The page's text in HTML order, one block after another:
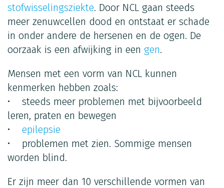
stofwisselingsziekte. Door NCL gaan steeds
meer zenuwcellen dood en ontstaat er schade
in onder andere de hersenen en de ogen. De
oorzaak is een afwijking in een gen.
Mensen met een vorm van NCL kunnen
kenmerken hebben zoals:
• steeds meer problemen met bijvoorbeeld
leren, praten en bewegen
• epilepsie
• problemen met zien. Sommige mensen
worden blind.
Er zijn meer dan 10 verschillende vormen van